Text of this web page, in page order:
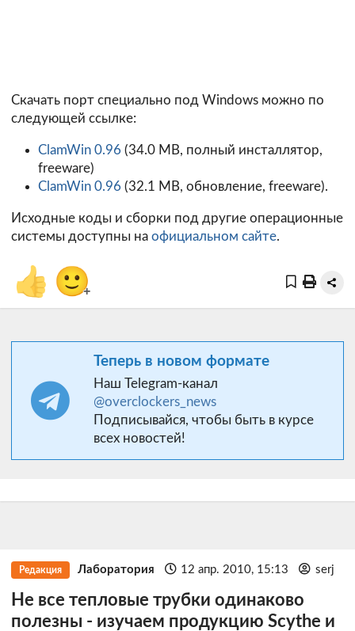
Скачать порт специально под Windows можно по
следующей ссылке:
ClamWin 0.96 (34.0 MB, полный инсталлятор,
freeware)
ClamWin 0.96 (32.1 MB, обновление, freeware).
Исходные коды и сборки под другие операционные
системы доступны на официальном сайте.
👍 🙂+
Теперь в новом формате
Наш Telegram-канал
@overclockers_news
Подписывайся, чтобы быть в курсе
всех новостей!
Редакция Лаборатория 12 апр. 2010, 15:13 serj
Не все тепловые трубки одинаково
полезны - изучаем продукцию Scythe и